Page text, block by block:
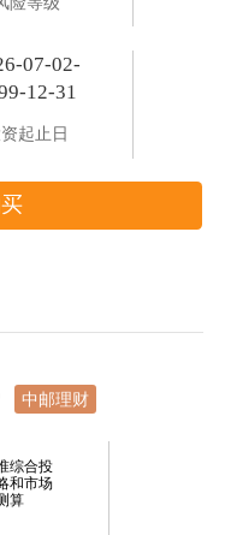
07-02-
12-31
起止日
中邮理财
综合投
和市场
算